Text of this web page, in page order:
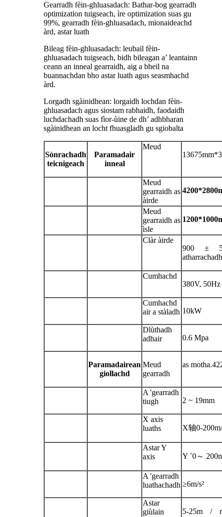
Gearradh fèin-ghluasadach: Bathar-bog gearradh
optimization tuigseach, ìre optimization suas gu
99%, gearradh fèin-ghluasadach, mionaideachd
àrd, astar luath
Bileag fèin-ghluasadach: leubail fèin-
ghluasadach tuigseach, bidh bileagan a’ leantainn
ceann an inneal gearraidh, aig a bheil na
buannachdan bho astar luath agus seasmhachd
àrd.
Lorgadh sgàinidhean: lorgaidh lochdan fèin-
ghluasadach agus siostam rabhaidh, faodaidh
luchdachadh suas fìor-ùine de dh’ adhbharan
sgàinidhean an locht fhuasgladh gu sgiobalta
Sònrachadh
teicnigeach
Paramadair
inneal
Meud
Meud
gearraidh as
àirde
Meud
gearraidh as
ìsle
Clàr àirde
900 ±
Cumhachd
380V, 50Hz
Cumhachd
air a stàladh 10kW
Dlùthadh
adhair
0.6 Mpa
Paramadairean
giollachd
Meud
gearradh
as
A 'gearradh
tiugh
2 ~ 19mm
X axis
luaths
X轴0-
Astar Y
axis
Y ´0～
A 'gearradh
luathachadh ≥6m/s²
Astar
giùlain
5-25m /